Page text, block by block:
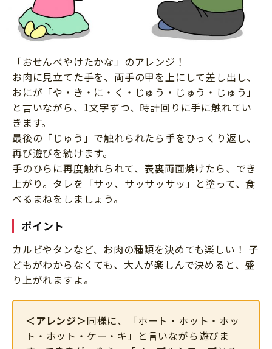
「おせんべやけたかな」のアレンジ！
お肉に見立てた手を、両手の甲を上にして差し出し、
おにが「や・き・に・く・じゅう・じゅう・じゅう」
と言いながら、1文字ずつ、時計回りに手に触れてい
きます。
最後の「じゅう」で触れられたら手をひっくり返し、
再び遊びを続けます。
手のひらに再度触れられて、表裏両面焼けたら、でき
上がり。タレを「サッ、サッサッサッ」と塗って、食
べるまねをしましょう。
ポイント
カルビやタンなど、お肉の種類を決めても楽しい！ 子
どもがわからなくても、大人が楽しんで決めると、盛
り上がれますよ。
＜アレンジ＞同様に、「ホート・ホット・ホッ
ト・ホット・ケー・キ」と言いながら遊びま